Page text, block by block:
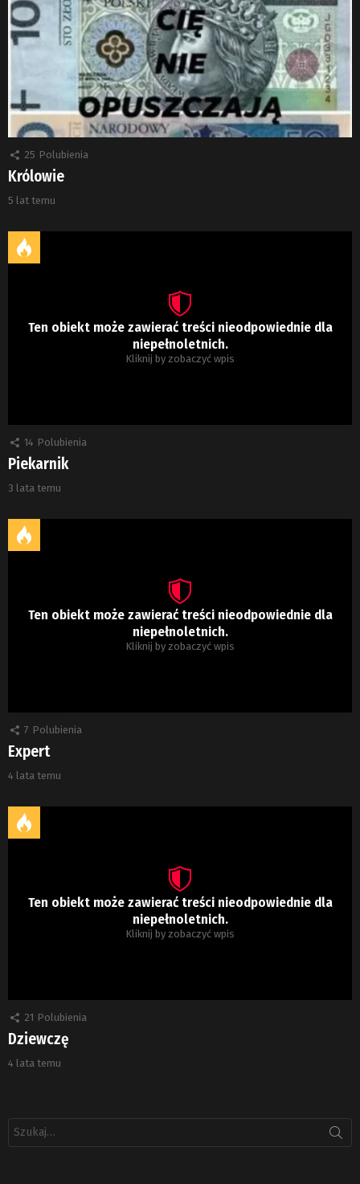
25 Polubienia
Królowie
5 lat temu
Ten obiekt może zawierać treści nieodpowiednie dla
niepełnoletnich.
Kliknij by zobaczyć wpis
14 Polubienia
Piekarnik
3 lata temu
Ten obiekt może zawierać treści nieodpowiednie dla
niepełnoletnich.
Kliknij by zobaczyć wpis
7 Polubienia
Expert
4 lata temu
Ten obiekt może zawierać treści nieodpowiednie dla
niepełnoletnich.
Kliknij by zobaczyć wpis
21 Polubienia
Dziewczę
4 lata temu